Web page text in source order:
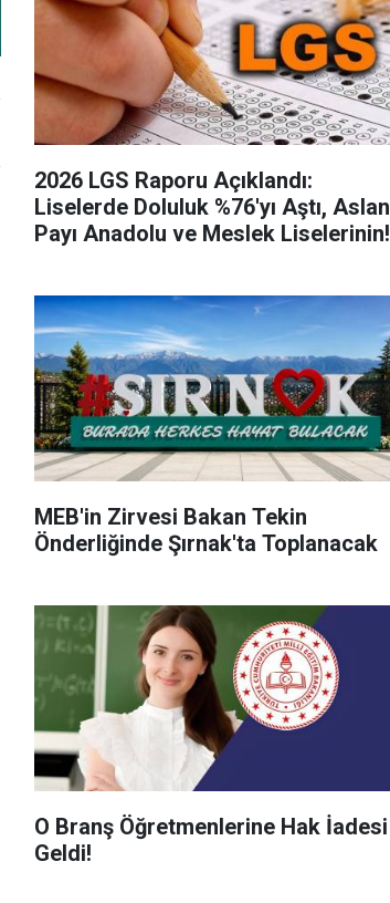
2026 LGS Raporu Açıklandı:
Liselerde Doluluk %76'yı Aştı, Aslan
Payı Anadolu ve Meslek Liselerinin!
MEB'in Zirvesi Bakan Tekin
Önderliğinde Şırnak'ta Toplanacak
O Branş Öğretmenlerine Hak İadesi
Geldi!